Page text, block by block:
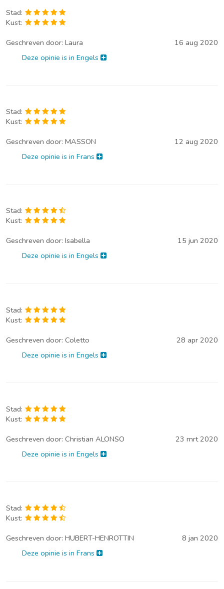
Stad:
Kust:
Geschreven door: Laura
16 aug 2020
Deze opinie is in Engels
Stad:
Kust:
Geschreven door: MASSON
12 aug 2020
Deze opinie is in Frans
Stad:
Kust:
Geschreven door: Isabella
15 jun 2020
Deze opinie is in Engels
Stad:
Kust:
Geschreven door: Coletto
28 apr 2020
Deze opinie is in Engels
Stad:
Kust:
Geschreven door: Christian ALONSO
23 mrt 2020
Deze opinie is in Engels
Stad:
Kust:
Geschreven door: HUBERT-HENROTTIN
8 jan 2020
Deze opinie is in Frans